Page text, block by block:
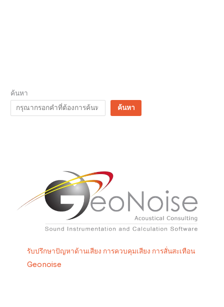
ค้นหา
ค้นหา
รับปรึกษาปัญหาด้านเสียง การควบคุมเสียง การสั่นสะเทือน
Geonoise